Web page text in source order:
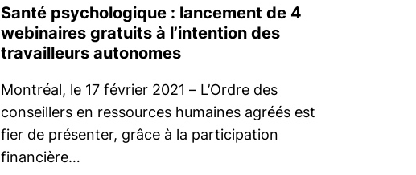
Santé psychologique : lancement de 4
webinaires gratuits à l’intention des
travailleurs autonomes
Montréal, le 17 février 2021 – L’Ordre des
conseillers en ressources humaines agréés est
fier de présenter, grâce à la participation
financière…